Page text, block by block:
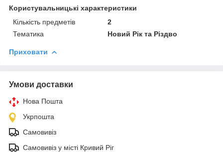
Користувальницькі характеристики
Кількість предметів
2
Тематика
Новий Рік та Різдво
Приховати
Умови доставки
Нова Пошта
Укрпошта
Самовивіз
Самовивіз у місті Кривий Ріг